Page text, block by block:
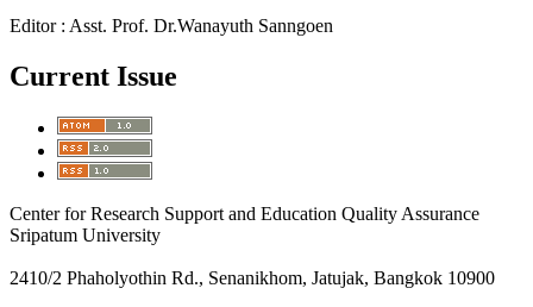
Editor : Asst. Prof. Dr.Wanayuth Sanngoen
Current Issue
Center for Research Support and Education Quality Assurance
Sripatum University
2410/2 Phaholyothin Rd., Senanikhom, Jatujak, Bangkok 10900